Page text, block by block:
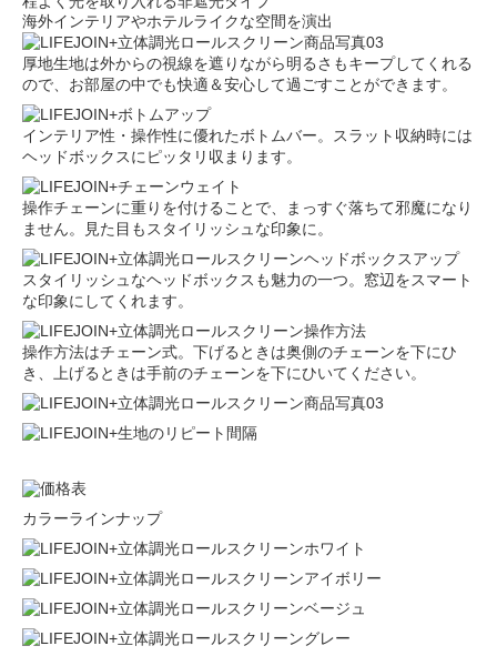
海外インテリアやホテルライクな空間を演出
厚地生地は外からの視線を遮りながら明るさもキープしてくれる
ので、お部屋の中でも快適＆安心して過ごすことができます。
インテリア性・操作性に優れたボトムバー。スラット収納時には
ヘッドボックスにピッタリ収まります。
操作チェーンに重りを付けることで、まっすぐ落ちて邪魔になり
ません。見た目もスタイリッシュな印象に。
スタイリッシュなヘッドボックスも魅力の一つ。窓辺をスマート
な印象にしてくれます。
操作方法はチェーン式。下げるときは奥側のチェーンを下にひ
き、上げるときは手前のチェーンを下にひいてください。
カラーラインナップ